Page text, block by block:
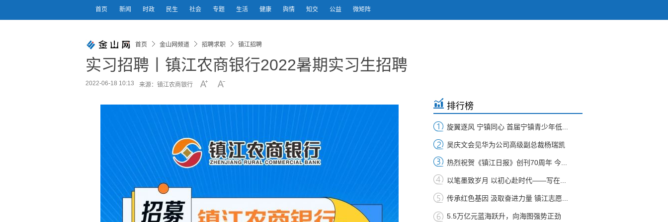
首页 新闻 时政 民生 社会 专题 生活 健康 舆情 知交 公益 微矩阵
首页 金山网频道 招聘求职 镇江招聘
实习招聘丨镇江农商银行2022暑期实习生招聘
2022-06-18 10:13 来源：镇江农商银行
排行榜
旋翼逐风 宁镇同心 首届宁镇青少年低...
吴庆文会见华为公司高级副总裁杨瑞凯
热烈祝贺《镇江日报》创刊70周年 今...
以笔墨致岁月 以初心赴时代——写在...
传承红色基因 汲取奋进力量 镇江志愿...
5.5万亿元蓝海跃升，向海图强势正劲